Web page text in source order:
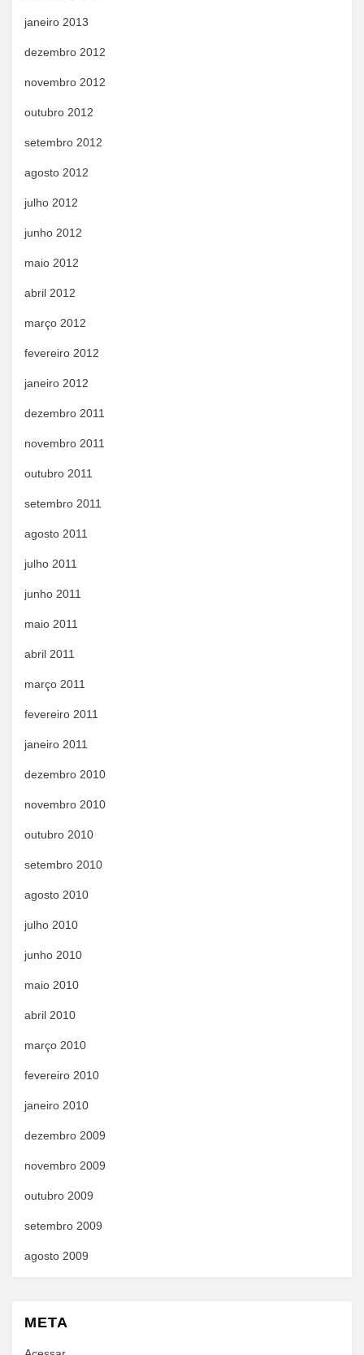
janeiro 2013
dezembro 2012
novembro 2012
outubro 2012
setembro 2012
agosto 2012
julho 2012
junho 2012
maio 2012
abril 2012
março 2012
fevereiro 2012
janeiro 2012
dezembro 2011
novembro 2011
outubro 2011
setembro 2011
agosto 2011
julho 2011
junho 2011
maio 2011
abril 2011
março 2011
fevereiro 2011
janeiro 2011
dezembro 2010
novembro 2010
outubro 2010
setembro 2010
agosto 2010
julho 2010
junho 2010
maio 2010
abril 2010
março 2010
fevereiro 2010
janeiro 2010
dezembro 2009
novembro 2009
outubro 2009
setembro 2009
agosto 2009
META